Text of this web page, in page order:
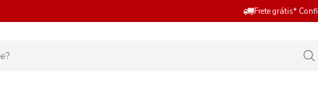
Frete grátis*